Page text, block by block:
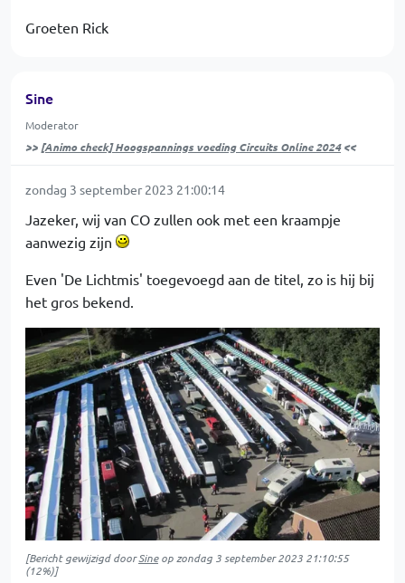
Groeten Rick
Sine
Moderator
>> [Animo check] Hoogspannings voeding Circuits Online 2024<<
zondag 3 september 2023 21:00:14
Jazeker, wij van CO zullen ook met een kraampje
aanwezig zijn
Even 'De Lichtmis' toegevoegd aan de titel, zo is hij bij
het gros bekend.
[Bericht gewijzigd doorSineop zondag 3 september 2023 21:10:55
(12%)]